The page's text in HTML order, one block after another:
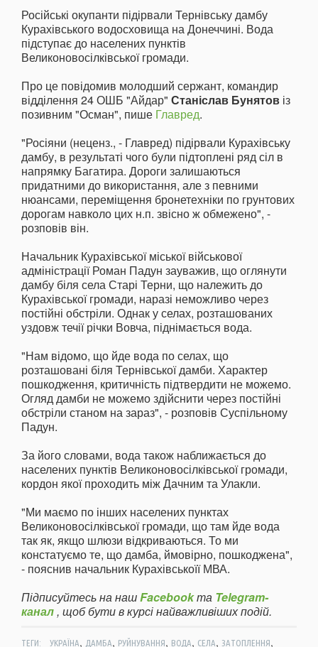
Російські окупанти підірвали Тернівську дамбу
Курахівського водосховища на Донеччині. Вода
підступає до населених пунктів
Великоновосілківської громади.
Про це повідомив молодший сержант, командир
відділення 24 ОШБ "Айдар" Станіслав Бунятов із
позивним "Осман", пише Главред.
"Росіяни (неценз., - Главред) підірвали Курахівську
дамбу, в результаті чого були підтоплені ряд сіл в
напрямку Багатира. Дороги залишаються
придатними до використання, але з певними
нюансами, переміщення бронетехніки по грунтових
дорогам навколо цих н.п. звісно ж обмежено", -
розповів він.
Начальник Курахівської міської військової
адміністрації Роман Падун зауважив, що оглянути
дамбу біля села Старі Терни, що належить до
Курахівської громади, наразі неможливо через
постійні обстріли. Однак у селах, розташованих
уздовж течії річки Вовча, піднімається вода.
"Нам відомо, що йде вода по селах, що
розташовані біля Тернівської дамби. Характер
пошкодження, критичність підтвердити не можемо.
Огляд дамби не можемо здійснити через постійні
обстріли станом на зараз", - розповів Суспільному
Падун.
За його словами, вода також наближається до
населених пунктів Великоновосілківської громади,
кордон якої проходить між Дачним та Улакли.
"Ми маємо по інших населених пунктах
Великоновосілківської громади, що там йде вода
так як, якщо шлюзи відкриваються. То ми
констатуємо те, що дамба, ймовірно, пошкоджена",
- пояснив начальник Курахівськоїї МВА.
Підписуйтесь на нашFacebookта Telegram-
канал, щоб бути в курсі найважливіших подій.
ТЕГИ: УКРАЇНА, ДАМБА, РУЙНУВАННЯ, ВОДА, СЕЛА, ЗАТОПЛЕННЯ,